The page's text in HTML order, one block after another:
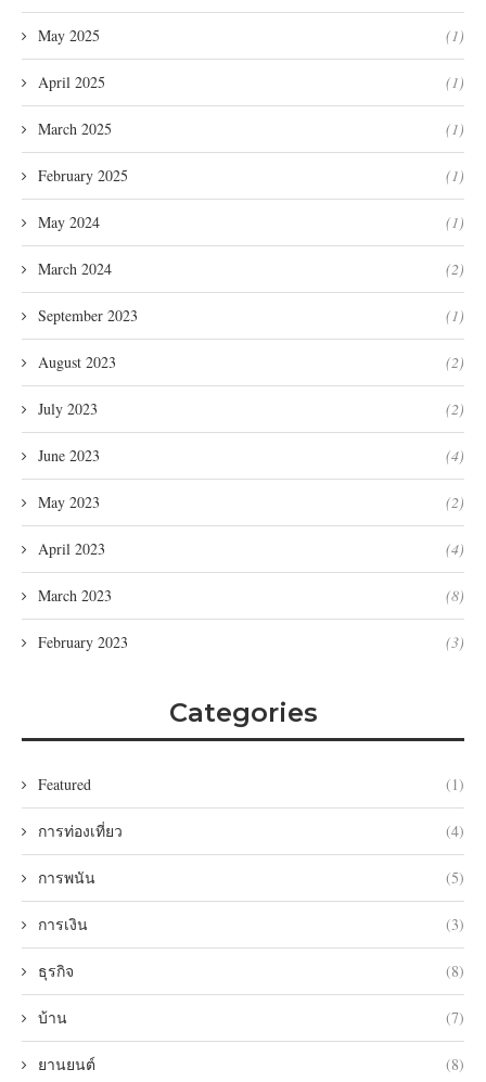
May 2025 (1)
April 2025 (1)
March 2025 (1)
February 2025 (1)
May 2024 (1)
March 2024 (2)
September 2023 (1)
August 2023 (2)
July 2023 (2)
June 2023 (4)
May 2023 (2)
April 2023 (4)
March 2023 (8)
February 2023 (3)
Categories
Featured (1)
การท่องเที่ยว (4)
การพนัน (5)
การเงิน (3)
ธุรกิจ (8)
บ้าน (7)
ยานยนต์ (8)